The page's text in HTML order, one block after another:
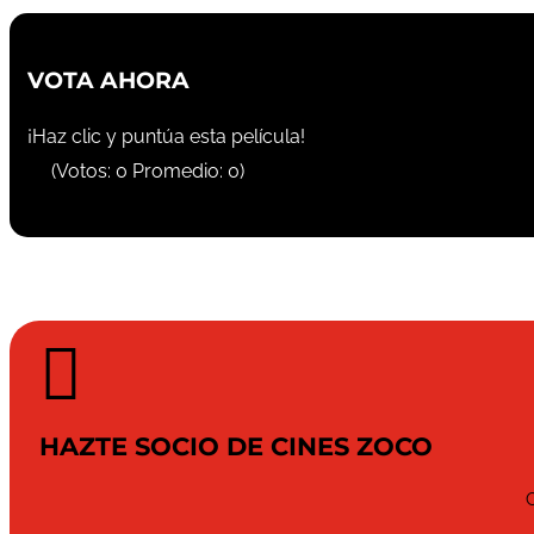
VOTA AHORA
¡Haz clic y puntúa esta película!
(Votos: 0 Promedio: 0)

HAZTE SOCIO DE CINES ZOCO